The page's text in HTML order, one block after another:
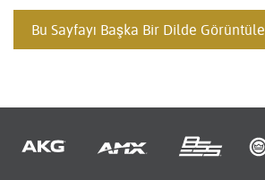
Bu Sayfayı Başka Bir Dilde Görüntüle